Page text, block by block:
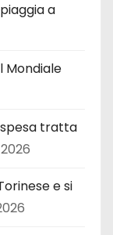
a
Mondiale
tratta
e si